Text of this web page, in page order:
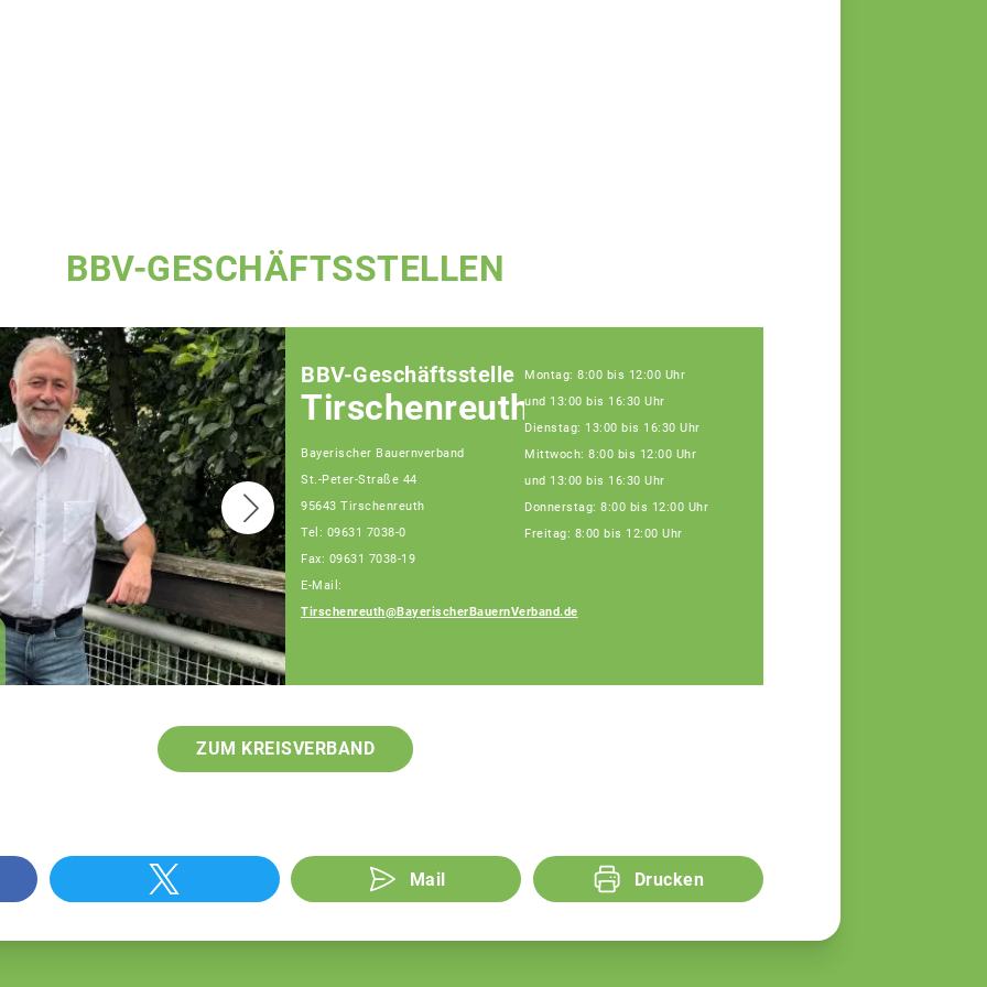
BBV-GESCHÄFTSSTELLEN
BBV-Geschäftsstelle
Tirschenreuth
Bayerischer Bauernverband
St.-Peter-Straße 44
95643 Tirschenreuth
Tel: 09631 7038-0
Fax: 09631 7038-19
E-Mail:
Tirschenreuth@BayerischerBauernVerband.de
Montag: 8:00 bis 12:00 Uhr
und 13:00 bis 16:30 Uhr
Dienstag: 13:00 bis 16:30 Uhr
Mittwoch: 8:00 bis 12:00 Uhr
und 13:00 bis 16:30 Uhr
Donnerstag: 8:00 bis 12:00 Uhr
Freitag: 8:00 bis 12:00 Uhr
ZUM KREISVERBAND
Mail Drucken